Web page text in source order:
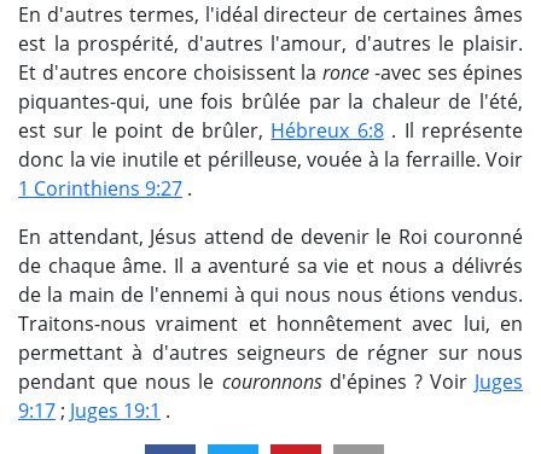
En d'autres termes, l'idéal directeur de certaines âmes
est la prospérité, d'autres l'amour, d'autres le plaisir.
Et d'autres encore choisissent la ronce-avec ses épines
piquantes-qui, une fois brûlée par la chaleur de l'été,
est sur le point de brûler, Hébreux 6:8. Il représente
donc la vie inutile et périlleuse, vouée à la ferraille. Voir
1 Corinthiens 9:27 .
En attendant, Jésus attend de devenir le Roi couronné
de chaque âme. Il a aventuré sa vie et nous a délivrés
de la main de l'ennemi à qui nous nous étions vendus.
Traitons-nous vraiment et honnêtement avec lui, en
permettant à d'autres seigneurs de régner sur nous
pendant que nous le couronnonsd'épines ? Voir Juges
9:17 ; Juges 19:1 .